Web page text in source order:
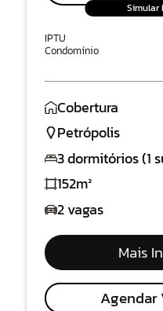
Simular
IPTU
Condomínio
Cobertura
Petrópolis
3 dormitórios (1
152m²
2 vagas
Mais
Agendar